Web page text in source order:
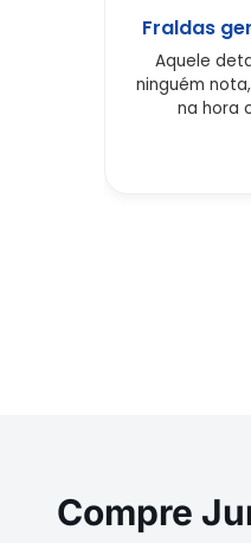
Fraldas
Aquele
ninguém
na hora
Compre